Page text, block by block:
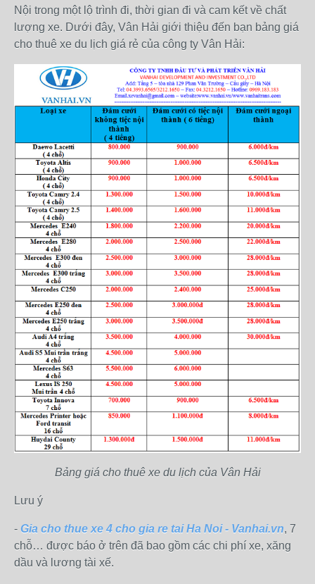
Nội trong một lộ trình đi, thời gian đi và cam kết về chất
lượng xe. Dưới đây, Vân Hải giới thiệu đến bạn bảng giá
cho thuê xe du lịch giá rẻ của công ty Vân Hải:
Bảng giá cho thuê xe du lịch của Vân Hải
Lưu ý
- Gia cho thue xe 4 cho gia re tai Ha Noi - Vanhai.vn, 7
chỗ… được báo ở trên đã bao gồm các chi phí xe, xăng
dầu và lương tài xế.